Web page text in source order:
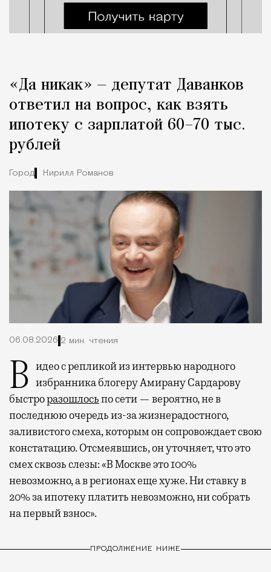
«Да никак» — депутат Даванков
ответил на вопрос, как взять
ипотеку с зарплатой 60–70 тыс.
рублей
Город Кирилл Романов
06.08.2026 2 мин. чтения
Видео с репликой из интервью народного избранника блогеру Амирану Сардарову
быстроразошлосьпо сети — вероятно, не в
последнюю очередь из-за жизнерадостного,
заливистого смеха, которым он сопровождает свою
констатацию. Отсмеявшись, он уточняет, что это
смех сквозь слезы: «В Москве это 100%
невозможно, а в регионах еще хуже. Ни ставку в
20% за ипотеку платить невозможно, ни собрать
на первый взнос».
ПРОДОЛЖЕНИЕ НИЖЕ